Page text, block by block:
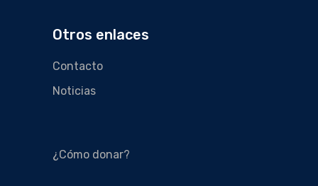
Otros enlaces
Contacto
Noticias
¿Cómo donar?